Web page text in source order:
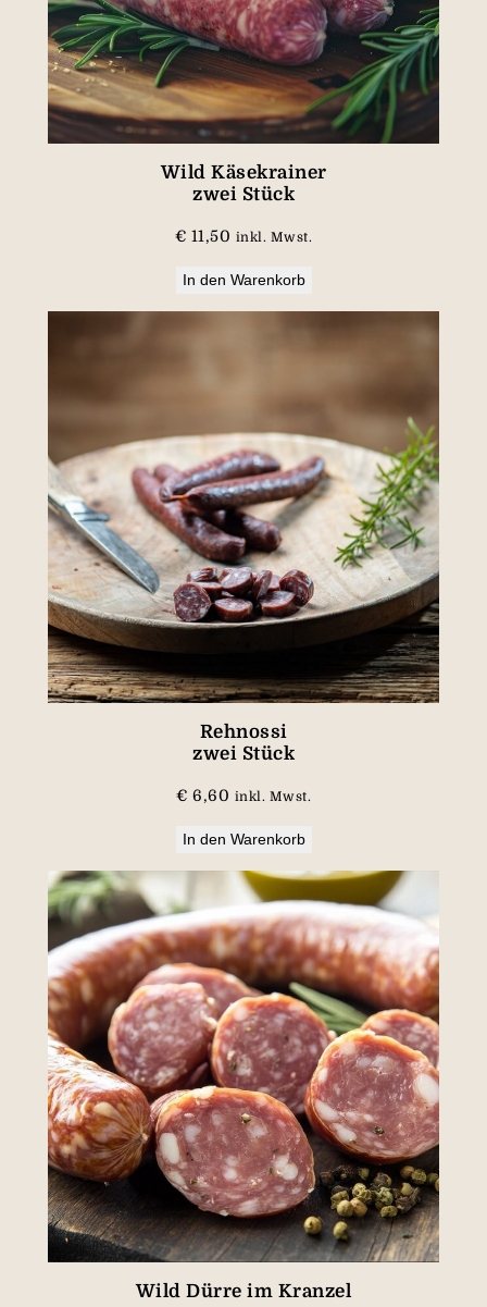
Wild Käsekrainer
zwei Stück
€ 11,50 inkl. Mwst.
In den Warenkorb
Rehnossi
zwei Stück
€ 6,60 inkl. Mwst.
In den Warenkorb
Wild Dürre im Kranzel